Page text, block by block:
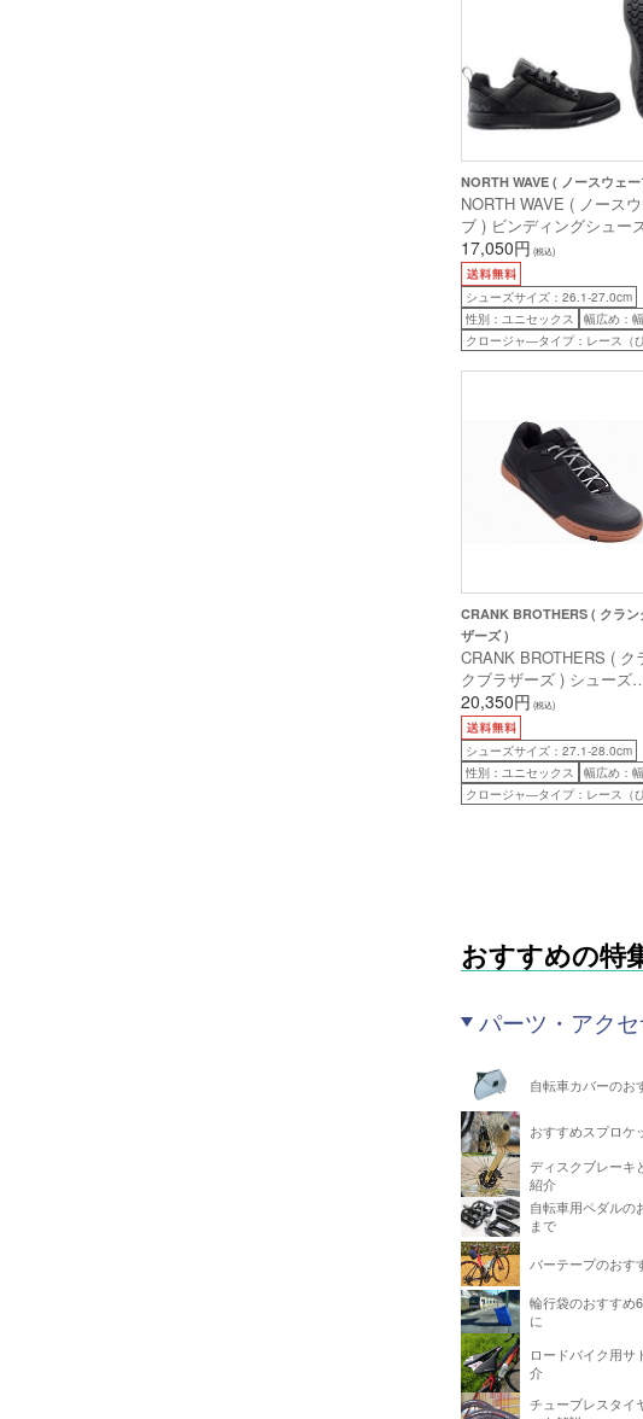
NORTH WAVE ( ノースウェー
NORTH WAVE ( ノース
ブ ) ビンディングシュー
TAILWHIP ( テールウィッ
ブラック 41 ( 26.0cm )
17,050円 (税込)
シューズサイズ：26.1-27.0cm
性別：ユニセックス
幅広め：
クロージャ―タイプ：レース（ひ
CRANK BROTHERS ( クラン
ザーズ )
CRANK BROTHERS ( ク
クブラザーズ ) シューズ
STAMP LACE ( スタンプ
ス ) ブラック / シルバー
10/28CM
20,350円 (税込)
シューズサイズ：27.1-28.0cm
性別：ユニセックス
幅広め：
クロージャ―タイプ：レース（ひ
おすすめの特
パーツ・アク
自転車カバーのお
おすすめスプロケ
ディスクブレーキ
紹介
自転車用ペダルの
まで
バーテープのおす
輪行袋のおすすめ
に
ロードバイク用サ
介
チューブレスタイ